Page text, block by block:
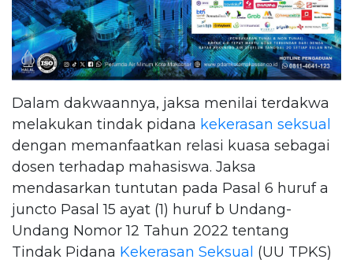
Dalam dakwaannya, jaksa menilai terdakwa
melakukan tindak pidana kekerasan seksual
dengan memanfaatkan relasi kuasa sebagai
dosen terhadap mahasiswa. Jaksa
mendasarkan tuntutan pada Pasal 6 huruf a
juncto Pasal 15 ayat (1) huruf b Undang-
Undang Nomor 12 Tahun 2022 tentang
Tindak Pidana Kekerasan Seksual (UU TPKS)